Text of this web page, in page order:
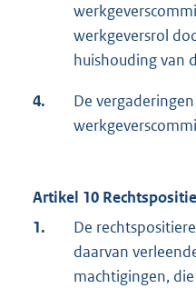
werkgeversrol
huishouding van
4.
De
Artikel 10
1.
De
daarvan
machtigingen,